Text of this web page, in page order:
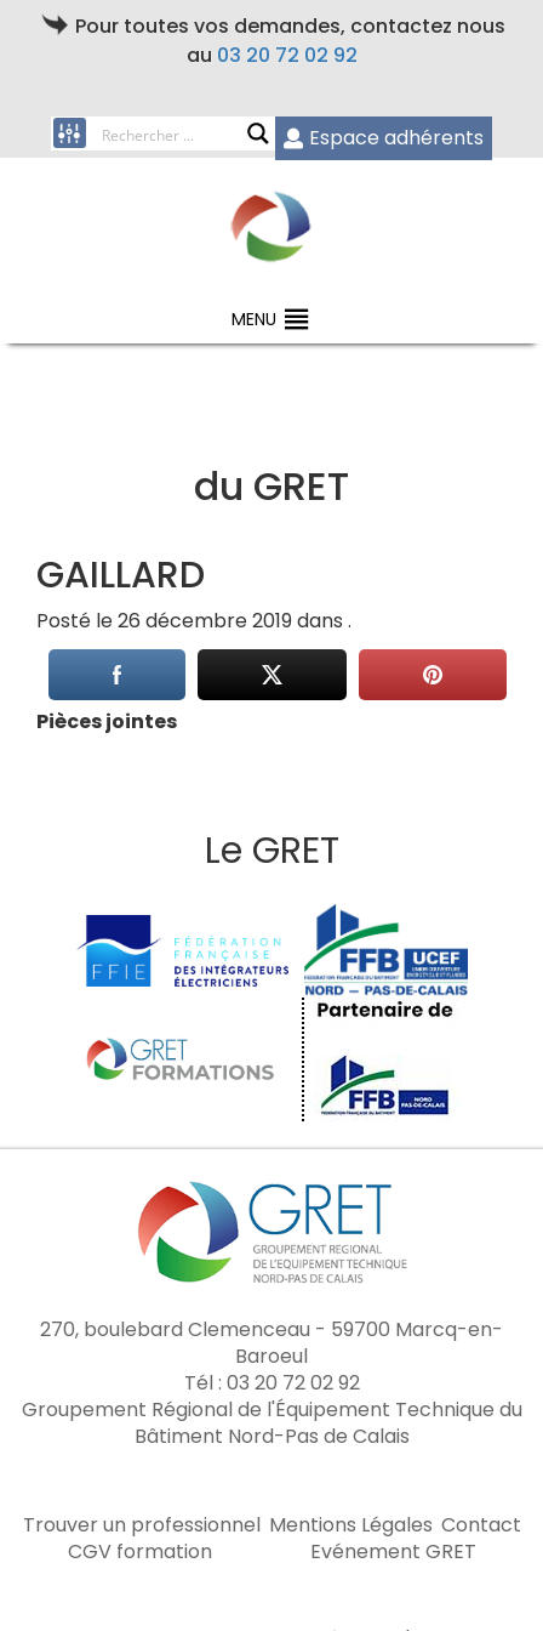
Pour toutes vos demandes, contactez nous
au 03 20 72 02 92
Espace adhérents
MENU
du GRET
GAILLARD
Posté le 26 décembre 2019 dans .
Pièces jointes
Le GRET
270, boulebard Clemenceau - 59700 Marcq-en-
Baroeul
Tél : 03 20 72 02 92
Groupement Régional de l'Équipement Technique du
Bâtiment Nord-Pas de Calais
Trouver un professionnel Mentions Légales Contact
CGV formation
Evénement GRET